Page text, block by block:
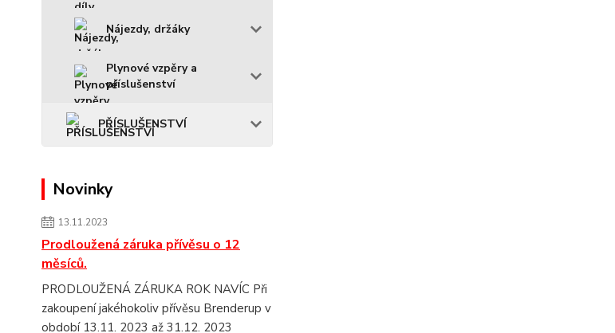
Nájezdy, držáky
Plynové vzpěry a
příslušenství
PŘÍSLUŠENSTVÍ
Novinky
13.11.2023
Prodloužená záruka přívěsu o 12
měsíců.
PRODLOUŽENÁ ZÁRUKA ROK NAVÍC Při
zakoupení jakéhokoliv přívěsu Brenderup v
období 13.11. 2023 až 31.12. 2023